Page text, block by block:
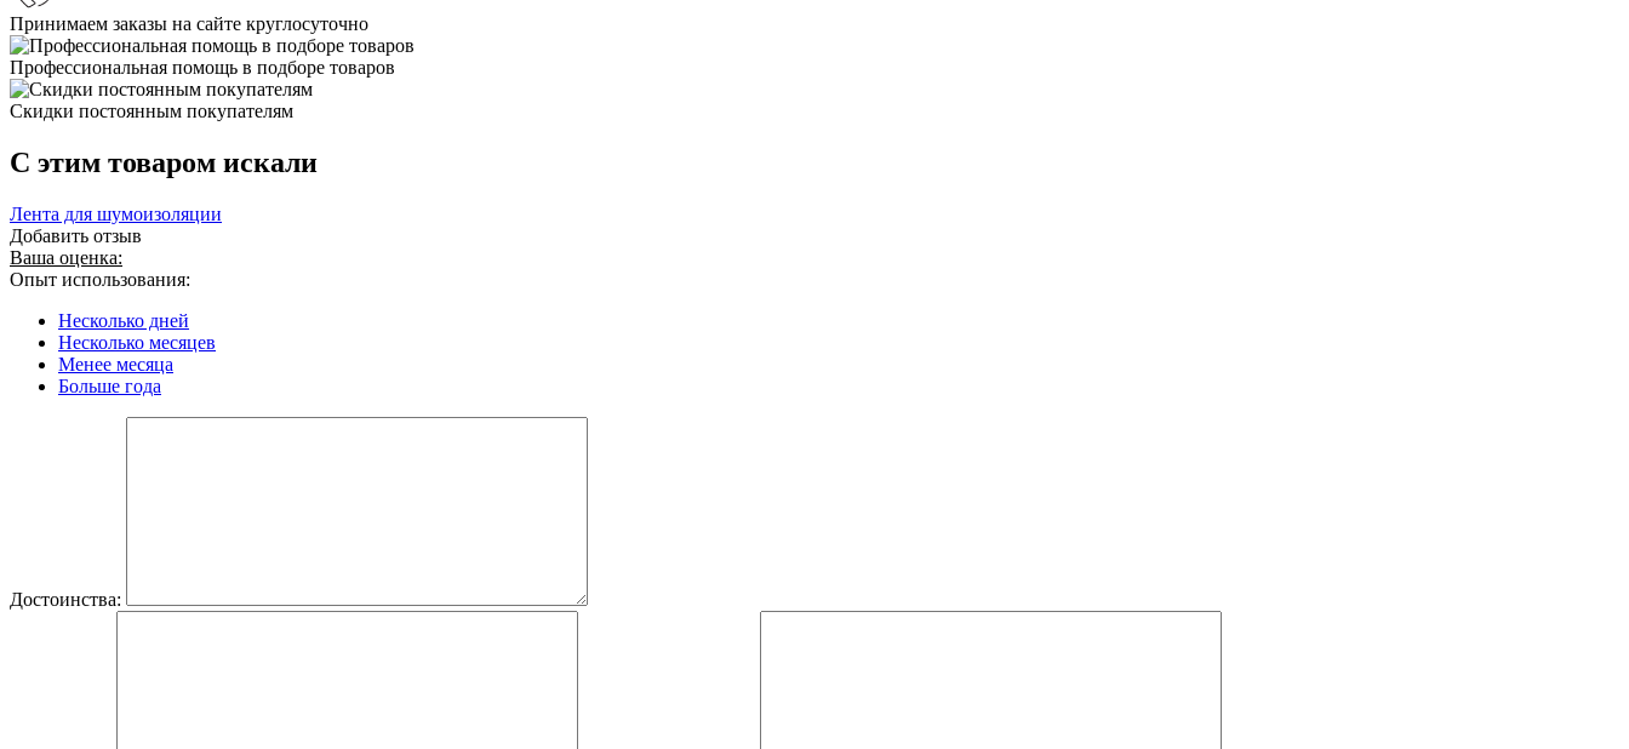
Принимаем заказы на сайте круглосуточно
Профессиональная помощь в подборе товаров
Скидки постоянным покупателям
C этим товаром искали
Лента для шумоизоляции
Добавить отзыв
Ваша оценка:
Опыт использования:
Несколько дней
Несколько месяцев
Менее месяца
Больше года
Достоинства: